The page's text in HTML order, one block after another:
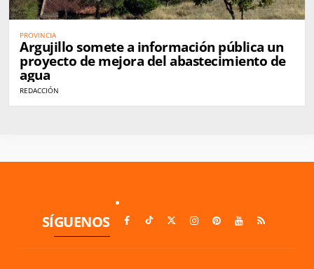
PROVINCIA
Argujillo somete a información pública un
proyecto de mejora del abastecimiento de
agua
REDACCIÓN
SÍGUENOS